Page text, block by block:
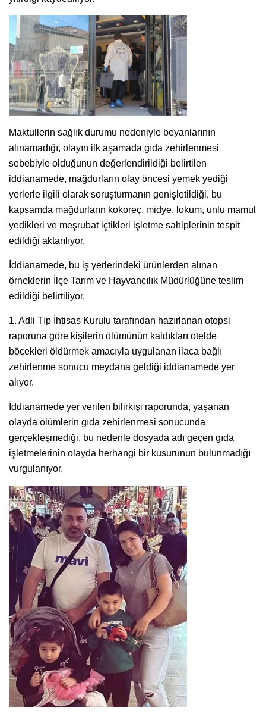
Maktullerin sağlık durumu nedeniyle beyanlarının
alınamadığı, olayın ilk aşamada gıda zehirlenmesi
sebebiyle olduğunun değerlendirildiği belirtilen
iddianamede, mağdurların olay öncesi yemek yediği
yerlerle ilgili olarak soruşturmanın genişletildiği, bu
kapsamda mağdurların kokoreç, midye, lokum, unlu mamul
yedikleri ve meşrubat içtikleri işletme sahiplerinin tespit
edildiği aktarılıyor.
İddianamede, bu iş yerlerindeki ürünlerden alınan
örneklerin İlçe Tarım ve Hayvancılık Müdürlüğüne teslim
edildiği belirtiliyor.
1. Adli Tıp İhtisas Kurulu tarafından hazırlanan otopsi
raporuna göre kişilerin ölümünün kaldıkları otelde
böcekleri öldürmek amacıyla uygulanan ilaca bağlı
zehirlenme sonucu meydana geldiği iddianamede yer
alıyor.
İddianamede yer verilen bilirkişi raporunda, yaşanan
olayda ölümlerin gıda zehirlenmesi sonucunda
gerçekleşmediği, bu nedenle dosyada adı geçen gıda
işletmelerinin olayda herhangi bir kusurunun bulunmadığı
vurgulanıyor.